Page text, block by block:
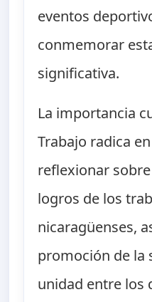
eventos
conmemorar
significativa.
La importancia
Trabajo radica
reflexionar
logros de los
nicaragüenses,
promoción de la
unidad entre los